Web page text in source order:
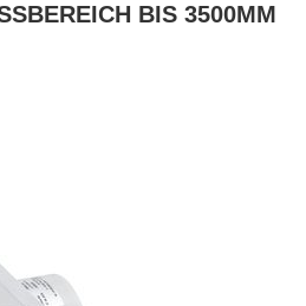
BIS 3500MM